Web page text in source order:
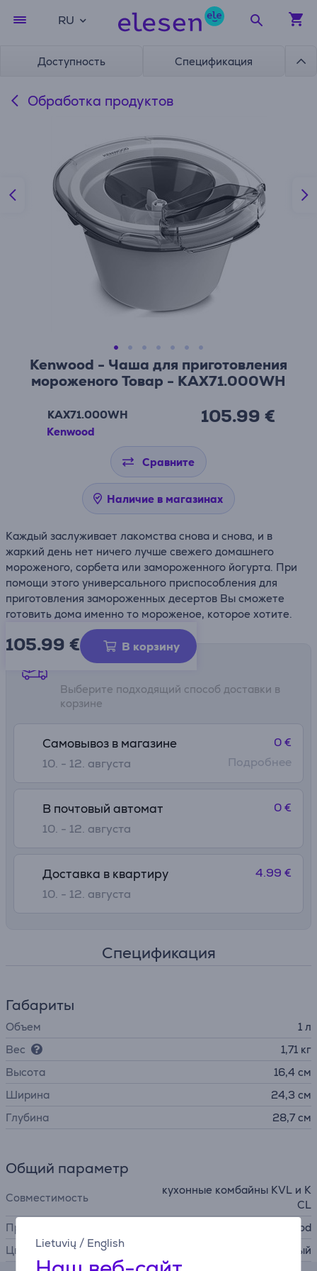
Lietuvių / English
RU
Доступность Спецификация
Обработка продуктов
Kenwood - Чаша для приготовления
мороженого Товар - KAX71.000WH
KAX71.000WH
Kenwood
105.99 €
Сравните
Наличие в магазинах
Каждый заслуживает лакомства снова и снова, и в
жаркий день нет ничего лучше свежего домашнего
мороженого, сорбета или замороженного йогурта. При
помощи этого универсального приспособления для
приготовления замороженных десертов Вы сможете
готовить дома именно то мороженое, которое хотите.
105.99 € В корзину
Способы доставки
Выберите подходящий способ доставки в
корзине
Самовывоз в магазине
10. - 12. августа
0 €
Подробнее
В почтовый автомат
10. - 12. августа
0 €
Доставка в квартиру
10. - 12. августа
4.99 €
Спецификация
Габариты
Объем
1 л
Вес
1,71 кг
Высота
16,4 см
Ширина
24,3 см
Глубина
28,7 см
Общий параметр
Совместимость
кухонные комбайны KVL и K
CL
Производитель
Kenwood
Цвет
белый